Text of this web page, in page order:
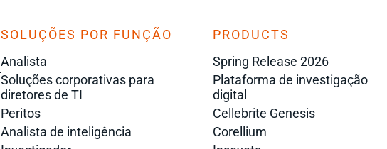
SOLUÇÕES POR FUNÇÃO
Analista
Soluções corporativas para
diretores de TI
Peritos
Analista de inteligência
PRODUCTS
Spring Release 2026
Plataforma de investigação
digital
Cellebrite Genesis
Corellium